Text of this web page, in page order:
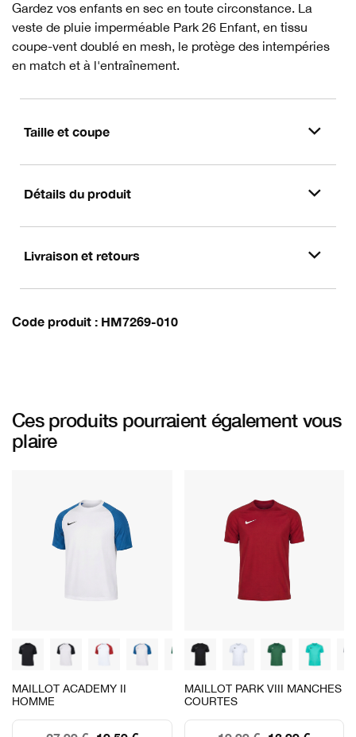
Gardez vos enfants en sec en toute circonstance. La
veste de pluie imperméable Park 26 Enfant, en tissu
coupe-vent doublé en mesh, le protège des intempéries
en match et à l'entraînement.
Taille et coupe
Détails du produit
Livraison et retours
Code produit HM7269-010
Ces produits pourraient également vous
plaire
MAILLOT ACADEMY II
HOMME
MAILLOT PARK VIII MANCHES
COURTES